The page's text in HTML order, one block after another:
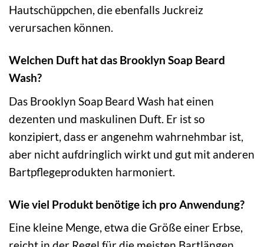
Hautschüppchen, die ebenfalls Juckreiz
verursachen können.
Welchen Duft hat das Brooklyn Soap Beard
Wash?
Das Brooklyn Soap Beard Wash hat einen
dezenten und maskulinen Duft. Er ist so
konzipiert, dass er angenehm wahrnehmbar ist,
aber nicht aufdringlich wirkt und gut mit anderen
Bartpflegeprodukten harmoniert.
Wie viel Produkt benötige ich pro Anwendung?
Eine kleine Menge, etwa die Größe einer Erbse,